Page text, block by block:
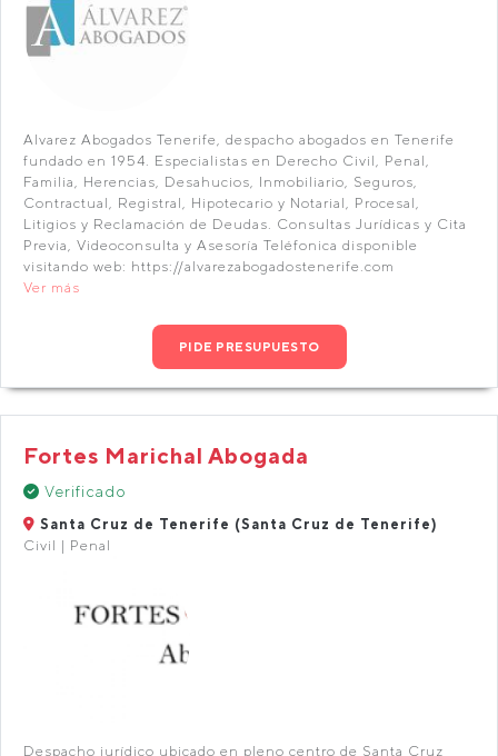
Alvarez Abogados Tenerife, despacho abogados en Tenerife
fundado en 1954. Especialistas en Derecho Civil, Penal,
Familia, Herencias, Desahucios, Inmobiliario, Seguros,
Contractual, Registral, Hipotecario y Notarial, Procesal,
Litigios y Reclamación de Deudas. Consultas Jurídicas y Cita
Previa, Videoconsulta y Asesoría Teléfonica disponible
visitando web: https://alvarezabogadostenerife.com
Ver más
PIDE PRESUPUESTO
Fortes Marichal Abogada
Verificado
Santa Cruz de Tenerife (Santa Cruz de Tenerife)
Civil | Penal
Despacho jurídico ubicado en pleno centro de Santa Cruz